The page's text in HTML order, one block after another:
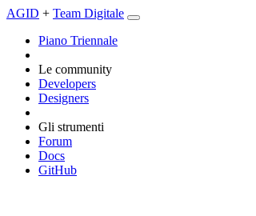
AGID + Team Digitale
Piano Triennale
Le community
Developers
Designers
Gli strumenti
Forum
Docs
GitHub